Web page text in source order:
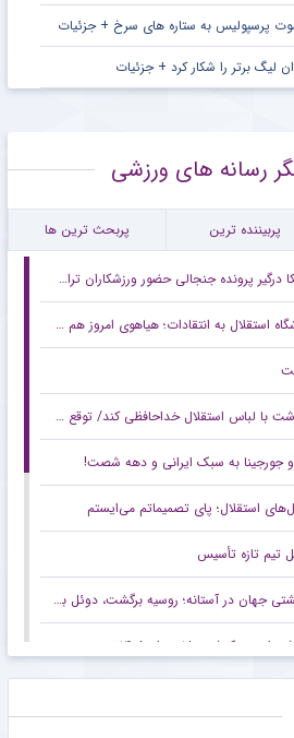
پرسپولیس به ستاره های سرخ + جزئیات
لیگ برتر را شکار کرد + جزئیات
رسانه های ورزشی
پربیننده ترین پربحث ترین ها
درگیر پرونده جنجالی حضور ورزشکاران تراجنسیتی
به انتقادات؛ هیاهوی امروز هم می‌گذرد!
کند/ توقع چندانی از این استقلال نداریم/ این پنجره بسته حاصل شوک‌های مدیریتی است
و جورجینا به سبک ایرانی و دهه شصت!
استقلال؛ پای تصمیماتم می‌ایستم
تیم تازه تأسیس
در آستانه؛ روسیه برگشت، دوئل بزرگ ایران و آمریکا
یک‌شنبه ۱۸ مرداد ۱۴۰۵